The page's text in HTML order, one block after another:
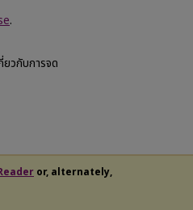
.
วกับการจด
or, alternately,